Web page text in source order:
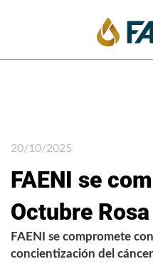
20/10/2025
FAENI se
Octubre Rosa
FAENI se compromete
concientización del